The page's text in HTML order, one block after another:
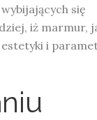
się
iż marmur,
i